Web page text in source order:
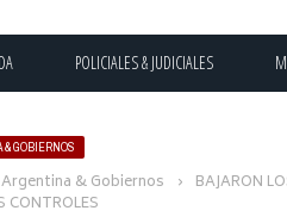
POLICIALES & JUDICIALES
& GOBIERNOS
Argentina & Gobiernos › BAJARON
CONTROLES